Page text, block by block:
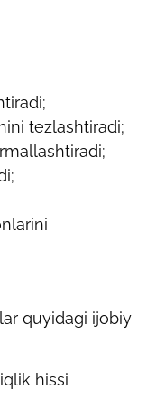
tezlashtiradi;
quyidagi ijobiy
hissi